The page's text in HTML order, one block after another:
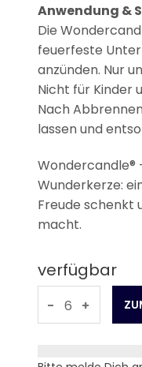
Anwendung &
Die
feuerfeste
anzünden. Nur
Nicht für Kinder
Nach
lassen und
Wondercandle®
Wunderkerze:
Freude schenkt
macht.
verfügbar
- +